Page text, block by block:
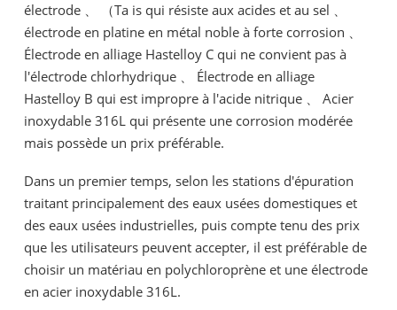
électrode 、 （Ta is qui résiste aux acides et au sel 、
électrode en platine en métal noble à forte corrosion 、
Électrode en alliage Hastelloy C qui ne convient pas à
l'électrode chlorhydrique 、 Électrode en alliage
Hastelloy B qui est impropre à l'acide nitrique 、 Acier
inoxydable 316L qui présente une corrosion modérée
mais possède un prix préférable.
Dans un premier temps, selon les stations d'épuration
traitant principalement des eaux usées domestiques et
des eaux usées industrielles, puis compte tenu des prix
que les utilisateurs peuvent accepter, il est préférable de
choisir un matériau en polychloroprène et une électrode
en acier inoxydable 316L.